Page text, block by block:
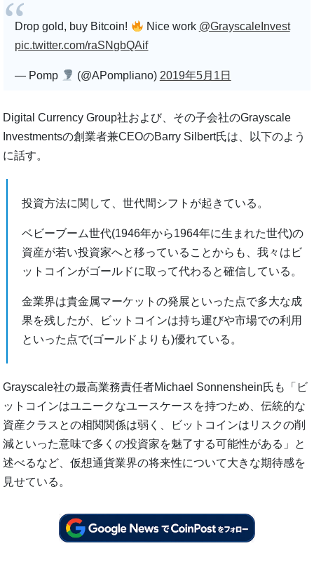
Drop gold, buy Bitcoin! Nice work @GrayscaleInvest
pic.twitter.com/raSNgbQAif
— Pomp (@APompliano) 2019年5月1日
Digital Currency Group社および、その子会社のGrayscale
Investmentsの創業者兼CEOのBarry Silbert氏は、以下のよう
に話す。
投資方法に関して、世代間シフトが起きている。
ベビーブーム世代(1946年から1964年に生まれた世代)の
資産が若い投資家へと移っていることからも、我々はビ
ットコインがゴールドに取って代わると確信している。
金業界は貴金属マーケットの発展といった点で多大な成
果を残したが、ビットコインは持ち運びや市場での利用
といった点で(ゴールドよりも)優れている。
Grayscale社の最高業務責任者Michael Sonnenshein氏も「ビ
ットコインはユニークなユースケースを持つため、伝統的な
資産クラスとの相関関係は弱く、ビットコインはリスクの削
減といった意味で多くの投資家を魅了する可能性がある」と
述べるなど、仮想通貨業界の将来性について大きな期待感を
見せている。